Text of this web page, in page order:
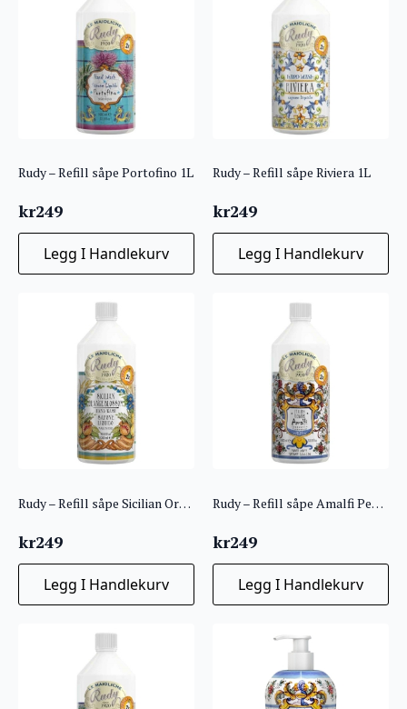
Rudy – Refill såpe Portofino 1L
kr249
Legg I Handlekurv
Rudy – Refill såpe Riviera 1L
kr249
Legg I Handlekurv
Rudy – Refill såpe Sicilian Orange Blossom 1L
kr249
Legg I Handlekurv
Rudy – Refill såpe Amalfi Peony 1L
kr249
Legg I Handlekurv